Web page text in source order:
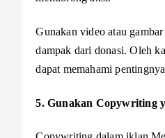
Gunakan video atau
dampak dari donasi. Oleh
dapat memahami
5. Gunakan Copywriting